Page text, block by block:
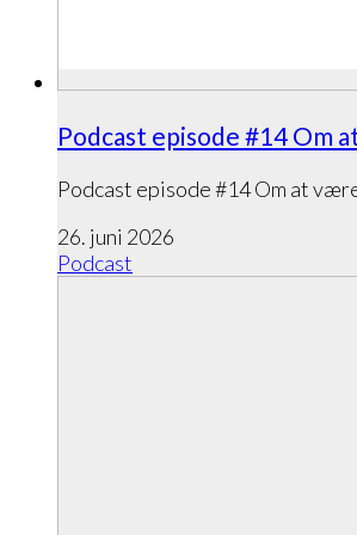
Podcast episode #14 Om
Podcast episode #14 Om at
26. juni 2026
Podcast